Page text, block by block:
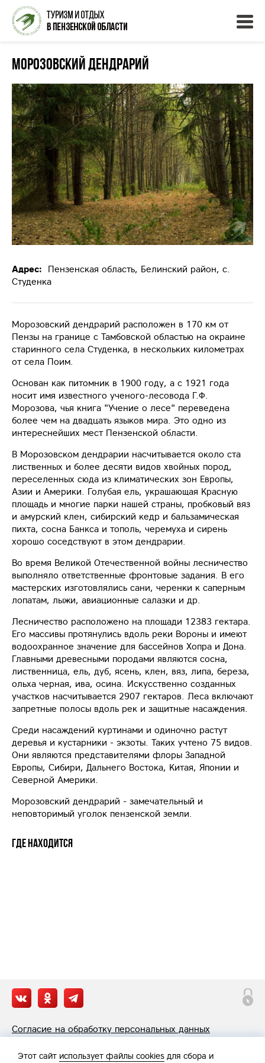
Морозовский дендрарий
Адрес:
Пензенская область, Белинский район, с.
Студенка
Морозовский дендрарий расположен в 170 км от
Пензы на границе с Тамбовской областью на окраине
старинного села Студенка, в нескольких километрах
от села Поим.
Основан как питомник в 1900 году, а с 1921 года
носит имя известного ученого-лесовода Г.Ф.
Морозова, чья книга "Учение о лесе" переведена
более чем на двадцать языков мира. Это одно из
интереснейших мест Пензенской области.
В Морозовском дендрарии насчитывается около ста
лиственных и более десяти видов хвойных пород,
переселенных сюда из климатических зон Европы,
Азии и Америки. Голубая ель, украшающая Красную
площадь и многие парки нашей страны, пробковый вяз
и амурский клен, сибирский кедр и бальзамическая
пихта, сосна Банкса и тополь, черемуха и сирень
хорошо соседствуют в этом дендрарии.
Во время Великой Отечественной войны лесничество
выполняло ответственные фронтовые задания. В его
мастерских изготовлялись сани, черенки к саперным
лопатам, лыжи, авиационные салазки и др.
Лесничество расположено на площади 12383 гектара.
Его массивы протянулись вдоль реки Вороны и имеют
водоохранное значение для бассейнов Хопра и Дона.
Главными древесными породами являются сосна,
лиственница, ель, дуб, ясень, клен, вяз, липа, береза,
ольха черная, ива, осина. Искусственно созданных
участков насчитывается 2907 гектаров. Леса включают
запретные полосы вдоль рек и защитные насаждения.
Среди насаждений куртинами и одиночно растут
деревья и кустарники - экзоты. Таких учтено 75 видов.
Они являются представителями флоры Западной
Европы, Сибири, Дальнего Востока, Китая, Японии и
Северной Америки.
Морозовский дендрарий - замечательный и
неповторимый уголок пензенской земли.
Где находится
Согласие на обработку персональных данных
Этот сайт использует файлы cookies для сбора и